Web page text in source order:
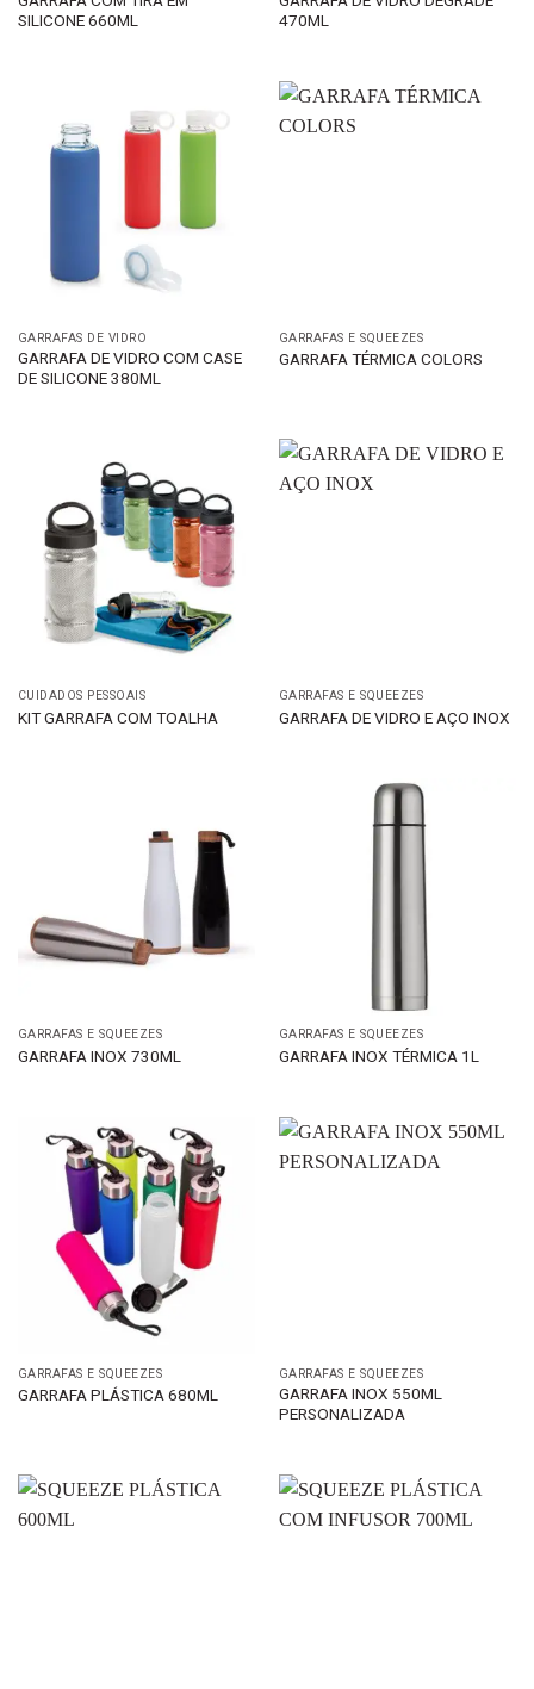
SILICONE 660ML
470ML
GARRAFAS DE VIDRO
GARRAFA DE VIDRO COM CASE
DE SILICONE 380ML
GARRAFAS E SQUEEZES
GARRAFA TÉRMICA COLORS
CUIDADOS PESSOAIS
KIT GARRAFA COM TOALHA
GARRAFAS E SQUEEZES
GARRAFA DE VIDRO E AÇO INOX
GARRAFAS E SQUEEZES
GARRAFA INOX 730ML
GARRAFAS E SQUEEZES
GARRAFA INOX TÉRMICA 1L
GARRAFAS E SQUEEZES
GARRAFA PLÁSTICA 680ML
GARRAFAS E SQUEEZES
GARRAFA INOX 550ML
PERSONALIZADA